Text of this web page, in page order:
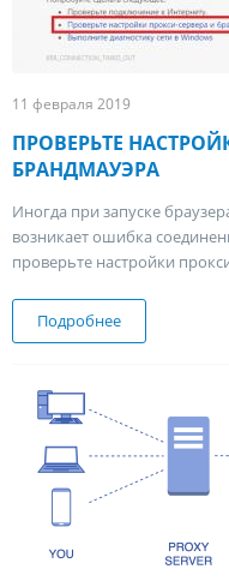
11 февраля 2019
ПРОВЕРЬТЕ
БРАНДМАУЭРА
Иногда при запуске
возникает ошибка
проверьте настройки
Подробнее